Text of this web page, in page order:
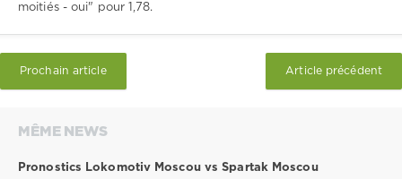
moitiés - oui" pour 1,78.
Prochain article Article précédent
MÊME NEWS
Pronostics Lokomotiv Moscou vs Spartak Moscou